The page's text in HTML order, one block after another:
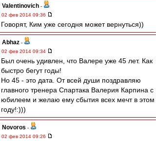
Valentinovich -
02 фев 2014 09:36
Говорят, Ким уже сегодня может вернуться))
Abhaz -
02 фев 2014 09:34
Был очень удивлен, что Валере уже 45 лет. Как
быстро бегут годы!
Но 45 - это дата. От всей души поздравляю
главного тренера Спартака Валерия Карпина с
юбилеем и желаю ему сбытия всех мечт в этом
году!:)))
Novoros -
02 фев 2014 09:26